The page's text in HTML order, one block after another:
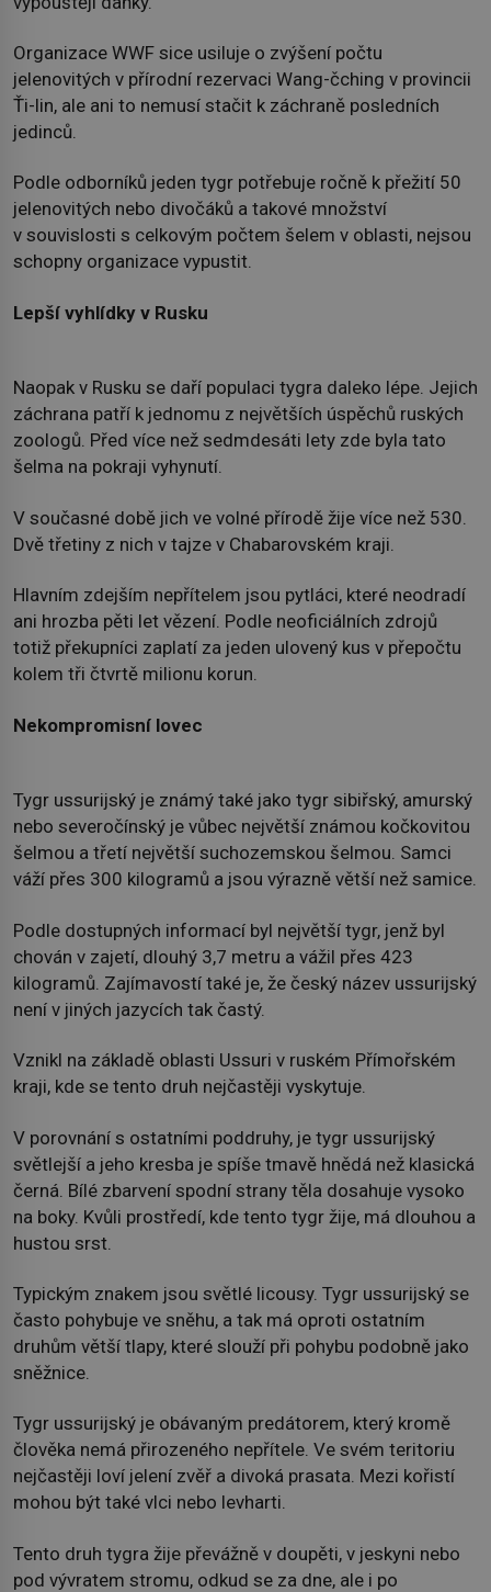
Organizace WWF sice usiluje o zvýšení počtu
jelenovitých v přírodní rezervaci Wang-čching v provincii
Ťi-lin, ale ani to nemusí stačit k záchraně posledních
jedinců.
Podle odborníků jeden tygr potřebuje ročně k přežití 50
jelenovitých nebo divočáků a takové množství
v souvislosti s celkovým počtem šelem v oblasti, nejsou
schopny organizace vypustit.
Lepší vyhlídky v Rusku
Naopak v Rusku se daří populaci tygra daleko lépe. Jejich
záchrana patří k jednomu z největších úspěchů ruských
zoologů. Před více než sedmdesáti lety zde byla tato
šelma na pokraji vyhynutí.
V současné době jich ve volné přírodě žije více než 530.
Dvě třetiny z nich v tajze v Chabarovském kraji.
Hlavním zdejším nepřítelem jsou pytláci, které neodradí
ani hrozba pěti let vězení. Podle neoficiálních zdrojů
totiž překupníci zaplatí za jeden ulovený kus v přepočtu
kolem tři čtvrtě milionu korun.
Nekompromisní lovec
Tygr ussurijský je známý také jako tygr sibiřský, amurský
nebo severočínský je vůbec největší známou kočkovitou
šelmou a třetí největší suchozemskou šelmou. Samci
váží přes 300 kilogramů a jsou výrazně větší než samice.
Podle dostupných informací byl největší tygr, jenž byl
chován v zajetí, dlouhý 3,7 metru a vážil přes 423
kilogramů. Zajímavostí také je, že český název ussurijský
není v jiných jazycích tak častý.
Vznikl na základě oblasti Ussuri v ruském Přímořském
kraji, kde se tento druh nejčastěji vyskytuje.
V porovnání s ostatními poddruhy, je tygr ussurijský
světlejší a jeho kresba je spíše tmavě hnědá než klasická
černá. Bílé zbarvení spodní strany těla dosahuje vysoko
na boky. Kvůli prostředí, kde tento tygr žije, má dlouhou a
hustou srst.
Typickým znakem jsou světlé licousy. Tygr ussurijský se
často pohybuje ve sněhu, a tak má oproti ostatním
druhům větší tlapy, které slouží při pohybu podobně jako
sněžnice.
Tygr ussurijský je obávaným predátorem, který kromě
člověka nemá přirozeného nepřítele. Ve svém teritoriu
nejčastěji loví jelení zvěř a divoká prasata. Mezi kořistí
mohou být také vlci nebo levharti.
Tento druh tygra žije převážně v doupěti, v jeskyni nebo
pod vývratem stromu, odkud se za dne, ale i po